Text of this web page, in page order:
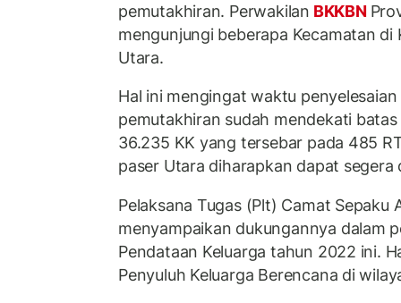
pemutakhiran. Perwakilan BKKBN
mengunjungi beberapa Kecamatan di
Utara.
Hal ini mengingat waktu
pemutakhiran sudah mendekati
36.235 KK yang tersebar pada 485
paser Utara diharapkan dapat
Pelaksana Tugas (Plt) Camat Sepaku
menyampaikan dukungannya dalam
Pendataan Keluarga tahun 2022 ini.
Penyuluh Keluarga Berencana di